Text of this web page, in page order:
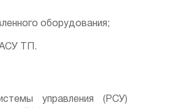
оборудования;
АСУ ТП.
управления (РСУ)